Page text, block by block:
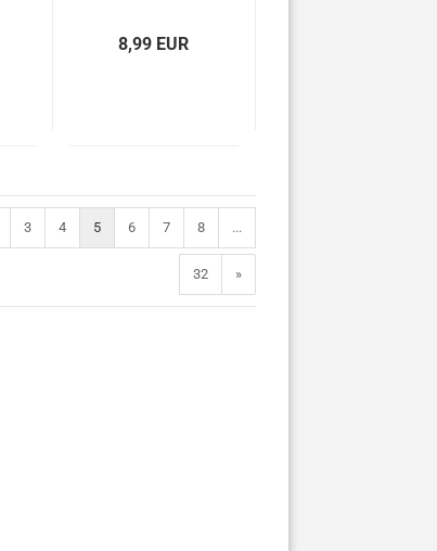
8,99 EUR
3 4 5 6 7 8 ...
32 »